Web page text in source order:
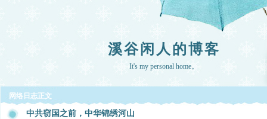
溪谷闲人的博客
It's my personal home。
网络日志正文
中共窃国之前，中华锦绣河山